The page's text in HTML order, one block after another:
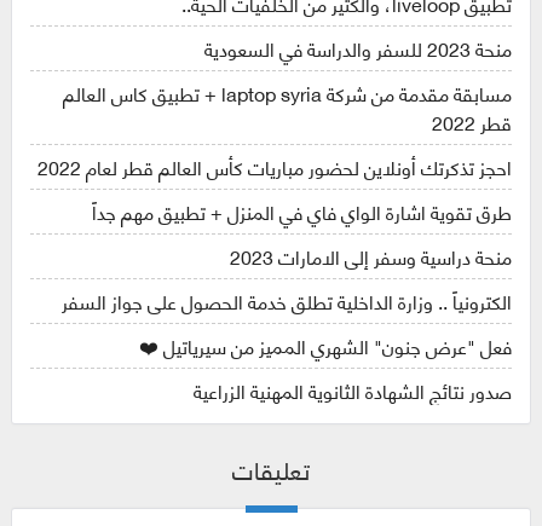
منحة 2023 للسفر والدراسة في السعودية
مسابقة مقدمة من شركة laptop syria + تطبيق كاس العالم
قطر 2022
احجز تذكرتك أونلاين لحضور مباريات كأس العالم قطر لعام 2022
طرق تقوية اشارة الواي فاي في المنزل + تطبيق مهم جداً
منحة دراسية وسفر إلى الامارات 2023
الكترونياً .. وزارة الداخلية تطلق خدمة الحصول على جواز السفر
فعل "عرض جنون" الشهري المميز من سيرياتيل ❤️
صدور نتائج الشهادة الثانوية المهنية الزراعية
تعليقات